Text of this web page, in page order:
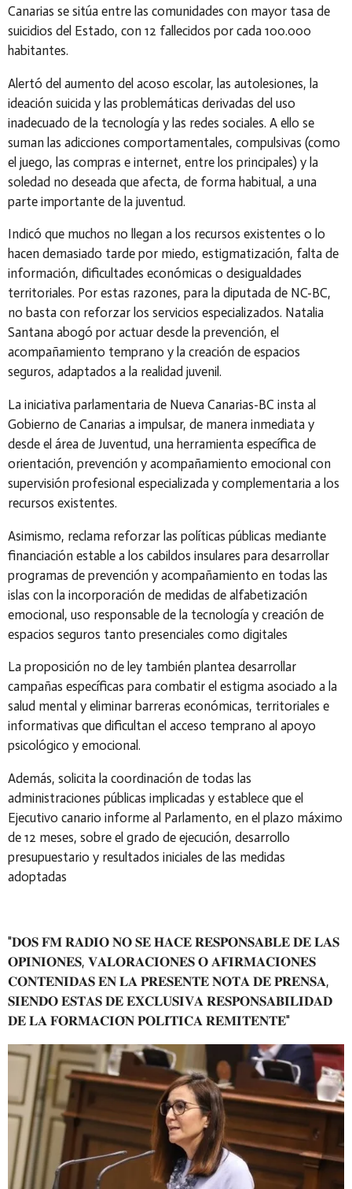
Canarias se sitúa entre las comunidades con mayor tasa de
suicidios del Estado, con 12 fallecidos por cada 100.000
habitantes.
Alertó del aumento del acoso escolar, las autolesiones, la
ideación suicida y las problemáticas derivadas del uso
inadecuado de la tecnología y las redes sociales. A ello se
suman las adicciones comportamentales, compulsivas (como
el juego, las compras e internet, entre los principales) y la
soledad no deseada que afecta, de forma habitual, a una
parte importante de la juventud.
Indicó que muchos no llegan a los recursos existentes o lo
hacen demasiado tarde por miedo, estigmatización, falta de
información, dificultades económicas o desigualdades
territoriales. Por estas razones, para la diputada de NC-BC,
no basta con reforzar los servicios especializados. Natalia
Santana abogó por actuar desde la prevención, el
acompañamiento temprano y la creación de espacios
seguros, adaptados a la realidad juvenil.
La iniciativa parlamentaria de Nueva Canarias-BC insta al
Gobierno de Canarias a impulsar, de manera inmediata y
desde el área de Juventud, una herramienta específica de
orientación, prevención y acompañamiento emocional con
supervisión profesional especializada y complementaria a los
recursos existentes.
Asimismo, reclama reforzar las políticas públicas mediante
financiación estable a los cabildos insulares para desarrollar
programas de prevención y acompañamiento en todas las
islas con la incorporación de medidas de alfabetización
emocional, uso responsable de la tecnología y creación de
espacios seguros tanto presenciales como digitales
La proposición no de ley también plantea desarrollar
campañas específicas para combatir el estigma asociado a la
salud mental y eliminar barreras económicas, territoriales e
informativas que dificultan el acceso temprano al apoyo
psicológico y emocional.
Además, solicita la coordinación de todas las
administraciones públicas implicadas y establece que el
Ejecutivo canario informe al Parlamento, en el plazo máximo
de 12 meses, sobre el grado de ejecución, desarrollo
presupuestario y resultados iniciales de las medidas
adoptadas
"𝐃𝐎𝐒 𝐅𝐌 𝐑𝐀𝐃𝐈𝐎 𝐍𝐎 𝐒𝐄 𝐇𝐀𝐂𝐄 𝐑𝐄𝐒𝐏𝐎𝐍𝐒𝐀𝐁𝐋𝐄 𝐃𝐄 𝐋𝐀𝐒
𝐎𝐏𝐈𝐍𝐈𝐎𝐍𝐄𝐒, 𝐕𝐀𝐋𝐎𝐑𝐀𝐂𝐈𝐎𝐍𝐄𝐒 𝐎 𝐀𝐅𝐈𝐑𝐌𝐀𝐂𝐈𝐎𝐍𝐄𝐒
𝐂𝐎𝐍𝐓𝐄𝐍𝐈𝐃𝐀𝐒 𝐄𝐍 𝐋𝐀 𝐏𝐑𝐄𝐒𝐄𝐍𝐓𝐄 𝐍𝐎𝐓𝐀 𝐃𝐄 𝐏𝐑𝐄𝐍𝐒𝐀,
𝐒𝐈𝐄𝐍𝐃𝐎 𝐄𝐒𝐓𝐀𝐒 𝐃𝐄 𝐄𝐗𝐂𝐋𝐔𝐒𝐈𝐕𝐀 𝐑𝐄𝐒𝐏𝐎𝐍𝐒𝐀𝐁𝐈𝐋𝐈𝐃𝐀𝐃
𝐃𝐄 𝐋𝐀 𝐅𝐎𝐑𝐌𝐀𝐂𝐈𝐎́𝐍 𝐏𝐎𝐋𝐈́𝐓𝐈𝐂𝐀 𝐑𝐄𝐌𝐈𝐓𝐄𝐍𝐓𝐄"